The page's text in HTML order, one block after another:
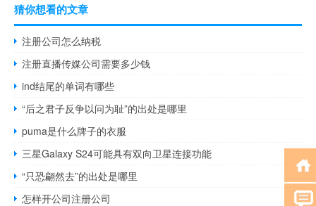
猜你想看的文章
注册公司怎么纳税
注册直播传媒公司需要多少钱
ind结尾的单词有哪些
“后之君子反争以问为耻”的出处是哪里
puma是什么牌子的衣服
三星Galaxy S24可能具有双向卫星连接功能
“只恐翩然去”的出处是哪里
怎样开公司注册公司